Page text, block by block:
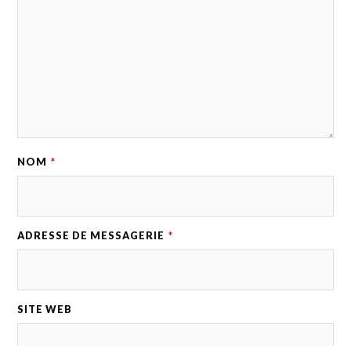
NOM *
ADRESSE DE MESSAGERIE *
SITE WEB